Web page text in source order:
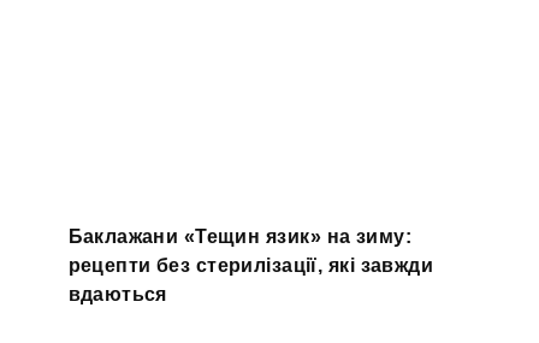
Баклажани «Тещин язик» на зиму:
рецепти без стерилізації, які завжди
вдаються